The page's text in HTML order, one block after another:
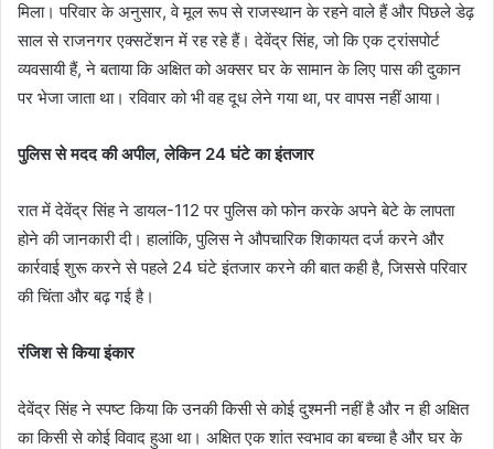
मिला। परिवार के अनुसार, वे मूल रूप से राजस्थान के रहने वाले हैं और पिछले डेढ़
साल से राजनगर एक्सटेंशन में रह रहे हैं। देवेंद्र सिंह, जो कि एक ट्रांसपोर्ट
व्यवसायी हैं, ने बताया कि अक्षित को अक्सर घर के सामान के लिए पास की दुकान
पर भेजा जाता था। रविवार को भी वह दूध लेने गया था, पर वापस नहीं आया।
पुलिस से मदद की अपील, लेकिन 24 घंटे का इंतजार
रात में देवेंद्र सिंह ने डायल-112 पर पुलिस को फोन करके अपने बेटे के लापता
होने की जानकारी दी। हालांकि, पुलिस ने औपचारिक शिकायत दर्ज करने और
कार्रवाई शुरू करने से पहले 24 घंटे इंतजार करने की बात कही है, जिससे परिवार
की चिंता और बढ़ गई है।
रंजिश से किया इंकार
देवेंद्र सिंह ने स्पष्ट किया कि उनकी किसी से कोई दुश्मनी नहीं है और न ही अक्षित
का किसी से कोई विवाद हुआ था। अक्षित एक शांत स्वभाव का बच्चा है और घर के